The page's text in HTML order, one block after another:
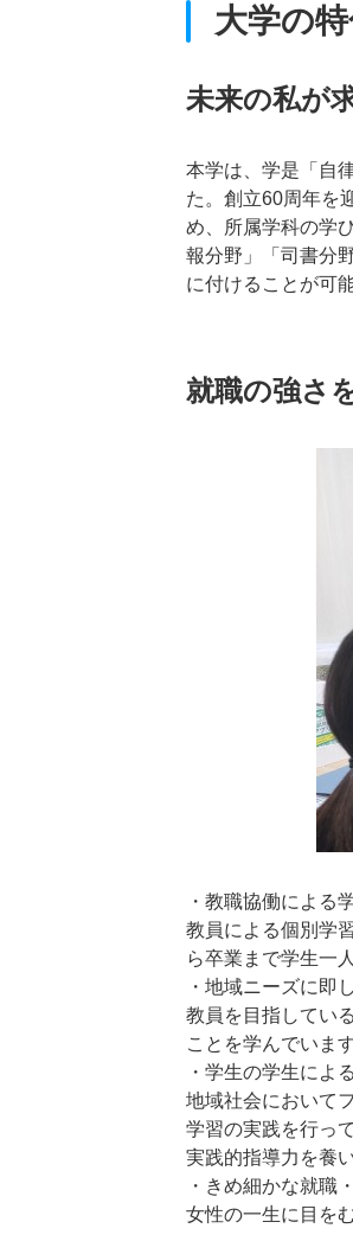
大学の
未来の私が
本学は、学是「自
た。創立60周年を
め、所属学科の学
報分野」「司書分
に付けることが可
就職の強さ
・教職協働による
教員による個別学
ら卒業まで学生一
・地域ニーズに即
教員を目指してい
ことを学んでいます
・学生の学生によ
地域社会において
学習の実践を行っ
実践的指導力を養
・きめ細かな就職
女性の一生に目を